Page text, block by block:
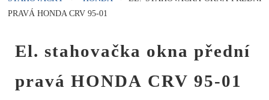
PRAVÁ HONDA CRV 95-01
El. stahovačka okna přední
pravá HONDA CRV 95-01